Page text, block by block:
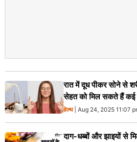
रात में दूध पीकर सोने से
सेहत को मिल सकते हैं कई
हेल्थ| Aug 24, 2025 11:07
दाग-धब्बों और झाइयों से